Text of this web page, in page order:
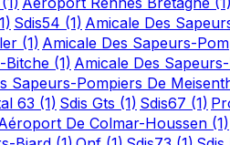
Sdis54 (1) Amicale Des
(1) Amicale Des Sapeurs-
Bitche (1) Amicale Des
Sapeurs-Pompiers De
63 (1) Sdis Gts (1) Sdis67 (1)
De Colmar-Houssen (1)